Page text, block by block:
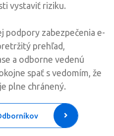
vystaviť riziku.
podpory zabezpečenia e-
prehľad,
a odborne vedenú
spať s vedomím, že
plne chránený.